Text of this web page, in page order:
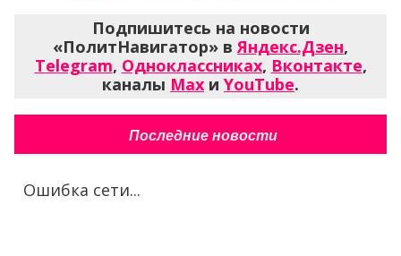
Подпишитесь на новости
«ПолитНавигатор» вЯндекс.Дзен,
Telegram, Одноклассниках, Вконтакте,
каналы Max и YouTube.
Последние новости
Ошибка сети...